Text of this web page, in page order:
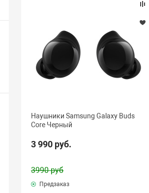
Наушники Samsung Galaxy Buds
Core Черный
3 990 руб.
3990 руб
Предзаказ